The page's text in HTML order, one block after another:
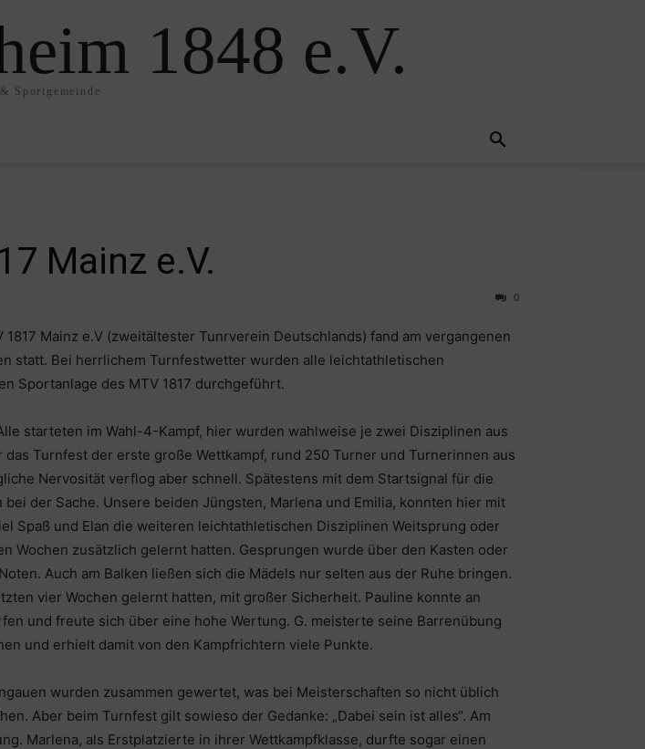
1848 e.V.
Sportgemeinde
Mainz e.V.
0
Mainz e.V (zweitältester Tunrverein Deutschlands) fand am vergangenen
statt. Bei herrlichem Turnfestwetter wurden alle leichtathletischen
Sportanlage des MTV 1817 durchgeführt.
starteten im Wahl-4-Kampf, hier wurden wahlweise je zwei Disziplinen aus
Turnfest der erste große Wettkampf, rund 250 Turner und Turnerinnen aus
Nervosität verflog aber schnell. Spätestens mit dem Startsignal für die
der Sache. Unsere beiden Jüngsten, Marlena und Emilia, konnten hier mit
Spaß und Elan die weiteren leichtathletischen Disziplinen Weitsprung oder
Wochen zusätzlich gelernt hatten. Gesprungen wurde über den Kasten oder
Auch am Balken ließen sich die Mädels nur selten aus der Ruhe bringen.
vier Wochen gelernt hatten, mit großer Sicherheit. Pauline konnte an
und freute sich über eine hohe Wertung. G. meisterte seine Barrenübung
und erhielt damit von den Kampfrichtern viele Punkte.
wurden zusammen gewertet, was bei Meisterschaften so nicht üblich
Aber beim Turnfest gilt sowieso der Gedanke: „Dabei sein ist alles“. Am
Marlena, als Erstplatzierte in ihrer Wettkampfklasse, durfte sogar einen